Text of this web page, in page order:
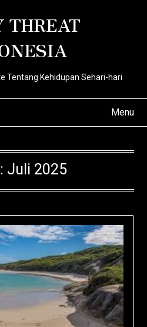
THREAT
Tentang Kehidupan Sehari-hari
Menu
Juli 2025